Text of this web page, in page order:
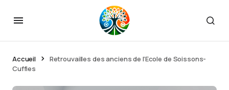
Accueil
Retrouvailles des anciens de l’Ecole de Soissons-
Cuffies